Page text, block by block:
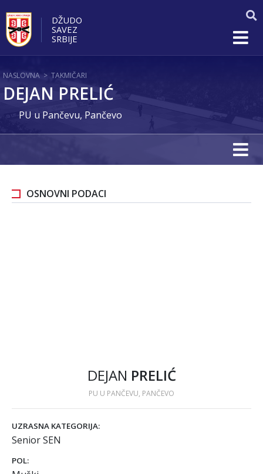
DŽUDO
SAVEZ
SRBIJE
NASLOVNA > TAKMIČARI
DEJAN PRELIĆ
PU u Pančevu, Pančevo
OSNOVNI PODACI
DEJAN PRELIĆ
PU U PANČEVU, PANČEVO
UZRASNA KATEGORIJA:
Senior SEN
POL: